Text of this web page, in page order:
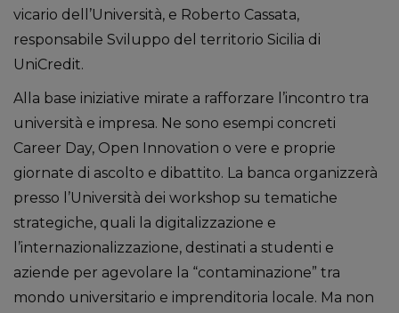
vicario dell’Università, e Roberto Cassata,
responsabile Sviluppo del territorio Sicilia di
UniCredit.
Alla base iniziative mirate a rafforzare l’incontro tra
università e impresa. Ne sono esempi concreti
Career Day, Open Innovation o vere e proprie
giornate di ascolto e dibattito. La banca organizzerà
presso l’Università dei workshop su tematiche
strategiche, quali la digitalizzazione e
l’internazionalizzazione, destinati a studenti e
aziende per agevolare la “contaminazione” tra
mondo universitario e imprenditoria locale. Ma non